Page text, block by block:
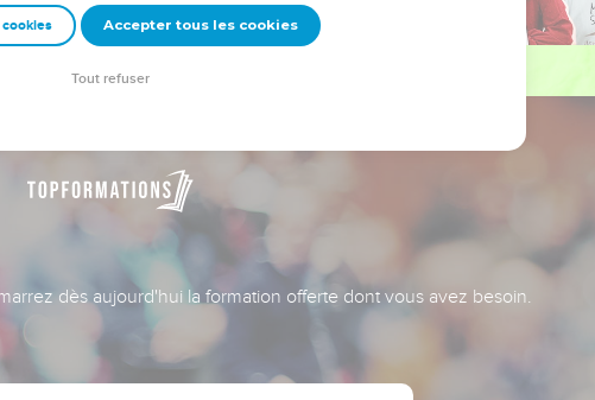
dès aujourd'hui la formation offerte dont vous avez besoin.
cookies Accepter tous les cookies
Tout refuser